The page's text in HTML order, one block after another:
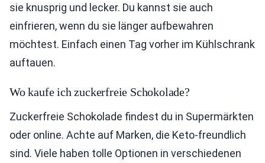
sie knusprig und lecker. Du kannst sie auch
einfrieren, wenn du sie länger aufbewahren
möchtest. Einfach einen Tag vorher im Kühlschrank
auftauen.
Wo kaufe ich zuckerfreie Schokolade?
Zuckerfreie Schokolade findest du in Supermärkten
oder online. Achte auf Marken, die Keto-freundlich
sind. Viele haben tolle Optionen in verschiedenen